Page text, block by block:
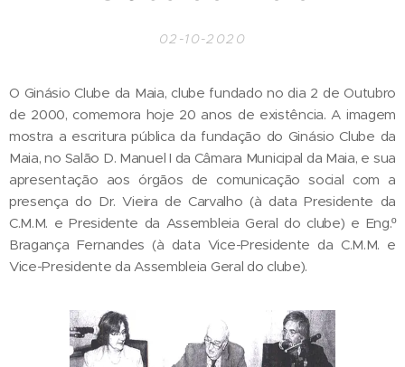
02-10-2020
O Ginásio Clube da Maia, clube fundado no dia 2 de Outubro
de 2000, comemora hoje 20 anos de existência. A imagem
mostra a escritura pública da fundação do Ginásio Clube da
Maia, no Salão D. Manuel I da Câmara Municipal da Maia, e sua
apresentação aos órgãos de comunicação social com a
presença do Dr. Vieira de Carvalho (à data Presidente da
C.M.M. e Presidente da Assembleia Geral do clube) e Eng.º
Bragança Fernandes (à data Vice-Presidente da C.M.M. e
Vice-Presidente da Assembleia Geral do clube).